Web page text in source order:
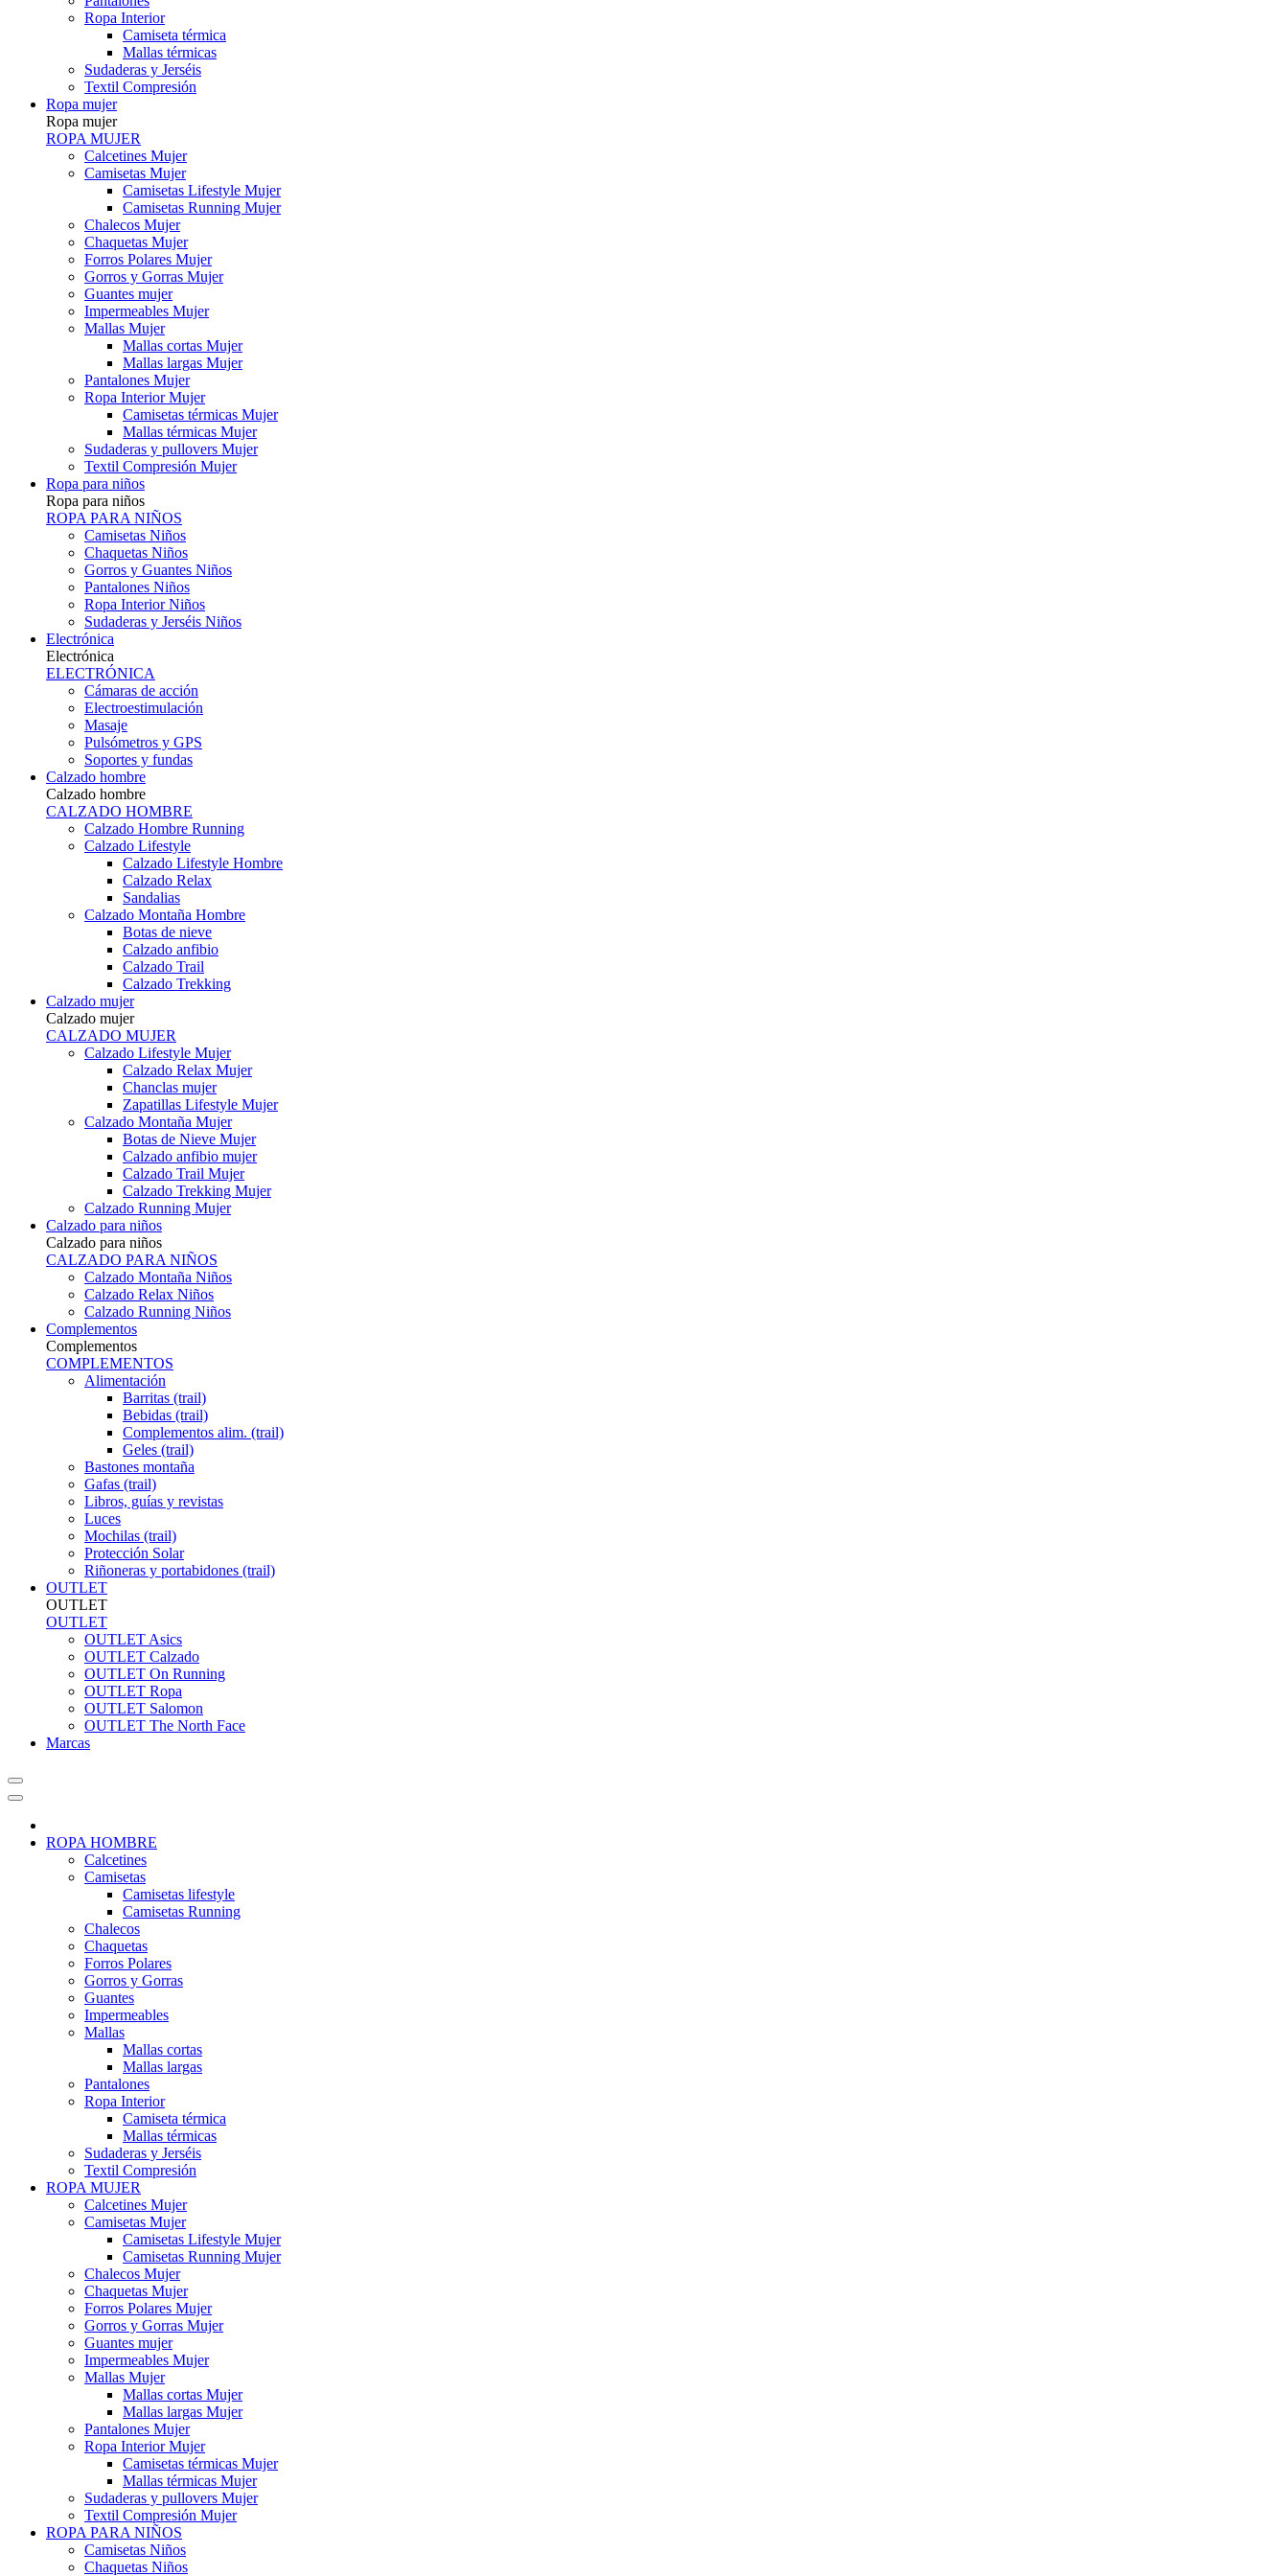
Ropa Interior
Camiseta térmica
Mallas térmicas
Sudaderas y Jerséis
Textil Compresión
Ropa mujer
Ropa mujer
ROPA MUJER
Calcetines Mujer
Camisetas Mujer
Camisetas Lifestyle Mujer
Camisetas Running Mujer
Chalecos Mujer
Chaquetas Mujer
Forros Polares Mujer
Gorros y Gorras Mujer
Guantes mujer
Impermeables Mujer
Mallas Mujer
Mallas cortas Mujer
Mallas largas Mujer
Pantalones Mujer
Ropa Interior Mujer
Camisetas térmicas Mujer
Mallas térmicas Mujer
Sudaderas y pullovers Mujer
Textil Compresión Mujer
Ropa para niños
Ropa para niños
ROPA PARA NIÑOS
Camisetas Niños
Chaquetas Niños
Gorros y Guantes Niños
Pantalones Niños
Ropa Interior Niños
Sudaderas y Jerséis Niños
Electrónica
Electrónica
ELECTRÓNICA
Cámaras de acción
Electroestimulación
Masaje
Pulsómetros y GPS
Soportes y fundas
Calzado hombre
Calzado hombre
CALZADO HOMBRE
Calzado Hombre Running
Calzado Lifestyle
Calzado Lifestyle Hombre
Calzado Relax
Sandalias
Calzado Montaña Hombre
Botas de nieve
Calzado anfibio
Calzado Trail
Calzado Trekking
Calzado mujer
Calzado mujer
CALZADO MUJER
Calzado Lifestyle Mujer
Calzado Relax Mujer
Chanclas mujer
Zapatillas Lifestyle Mujer
Calzado Montaña Mujer
Botas de Nieve Mujer
Calzado anfibio mujer
Calzado Trail Mujer
Calzado Trekking Mujer
Calzado Running Mujer
Calzado para niños
Calzado para niños
CALZADO PARA NIÑOS
Calzado Montaña Niños
Calzado Relax Niños
Calzado Running Niños
Complementos
Complementos
COMPLEMENTOS
Alimentación
Barritas (trail)
Bebidas (trail)
Complementos alim. (trail)
Geles (trail)
Bastones montaña
Gafas (trail)
Libros, guías y revistas
Luces
Mochilas (trail)
Protección Solar
Riñoneras y portabidones (trail)
OUTLET
OUTLET
OUTLET
OUTLET Asics
OUTLET Calzado
OUTLET On Running
OUTLET Ropa
OUTLET Salomon
OUTLET The North Face
Marcas
ROPA HOMBRE
Calcetines
Camisetas
Camisetas lifestyle
Camisetas Running
Chalecos
Chaquetas
Forros Polares
Gorros y Gorras
Guantes
Impermeables
Mallas
Mallas cortas
Mallas largas
Pantalones
Ropa Interior
Camiseta térmica
Mallas térmicas
Sudaderas y Jerséis
Textil Compresión
ROPA MUJER
Calcetines Mujer
Camisetas Mujer
Camisetas Lifestyle Mujer
Camisetas Running Mujer
Chalecos Mujer
Chaquetas Mujer
Forros Polares Mujer
Gorros y Gorras Mujer
Guantes mujer
Impermeables Mujer
Mallas Mujer
Mallas cortas Mujer
Mallas largas Mujer
Pantalones Mujer
Ropa Interior Mujer
Camisetas térmicas Mujer
Mallas térmicas Mujer
Sudaderas y pullovers Mujer
Textil Compresión Mujer
ROPA PARA NIÑOS
Camisetas Niños
Chaquetas Niños